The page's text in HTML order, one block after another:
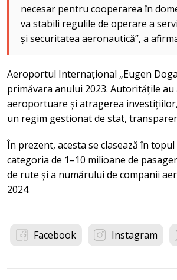
necesar pentru cooperarea în
va stabili regulile de operare a
și securitatea aeronautică”, a
Aeroportul Internațional „Eugen
primăvara anului 2023. Autoritățile
aeroportuare și atragerea
un regim gestionat de stat,
În prezent, acesta se clasează în
categoria de 1–10 milioane de
de rute și a numărului de companii
2024.
Facebook Instagram